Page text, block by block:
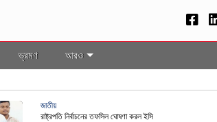
ভ্রমণ আরও
জাতীয়
রাষ্ট্রপতি নির্বাচনের তফসিল ঘোষণা করল ইসি